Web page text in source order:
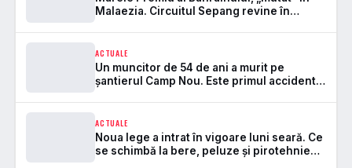
Malaezia. Circuitul Sepang revine în
ACTUALE
Un muncitor de 54 de ani a murit pe
șantierul Camp Nou. Este primul accident
ACTUALE
Noua lege a intrat în vigoare luni seară. Ce
se schimbă la bere, peluze și pirotehnie